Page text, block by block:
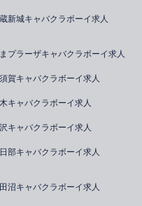
新城キャバクラボーイ求人
プラーザキャバクラボーイ求人
賀キャバクラボーイ求人
キャバクラボーイ求人
キャバクラボーイ求人
部キャバクラボーイ求人
沼キャバクラボーイ求人